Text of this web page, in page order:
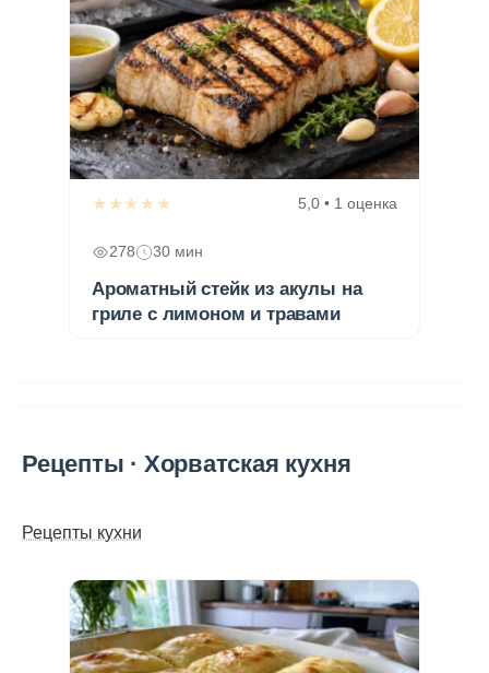
★★★★★ 5,0 • 1 оценка
278 30 мин
Ароматный стейк из акулы на
гриле с лимоном и травами
Рецепты · Хорватская кухня
Рецепты кухни